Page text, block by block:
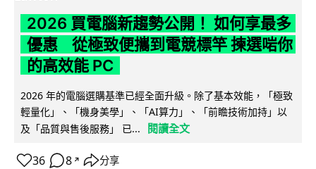
2026 買電腦新趨勢公開！ 如何享最多
優惠 從極致便攜到電競標竿 揀選啱你
的高效能 PC
2026 年的電腦選購基準已經全面升級。除了基本效能，「極致
輕量化」、「機身美學」、「AI算力」、「前瞻技術加持」以
及「品質與售後服務」 已...
閱讀全文
36 8 ↗ 分享